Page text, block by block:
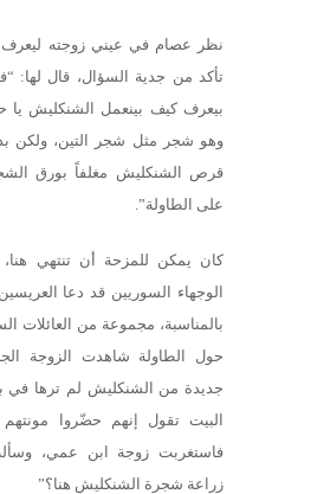
نظر عصام في عيني زوجته ليعرف
تأكد من جدية السؤال، قال لها:
بيعرف كيف بينعمل الشنكليش يا
وهو شجر مثل شجر التين، ولكن
قرص الشنكليش مغلفاً بورق
على الطاولة”.
كان يمكن للمزحة أن تنتهي
الوجهاء السوريين قد دعا
بالمناسبة، مجموعة من العائلات
حول الطاولة شاهدت الزوجة
جديدة من الشنكليش لم ترها في
البيت تقول إنهم حضّروا
فاستغربت زوجة ابن عمي،
زراعة شجرة الشنكليش هنا؟”